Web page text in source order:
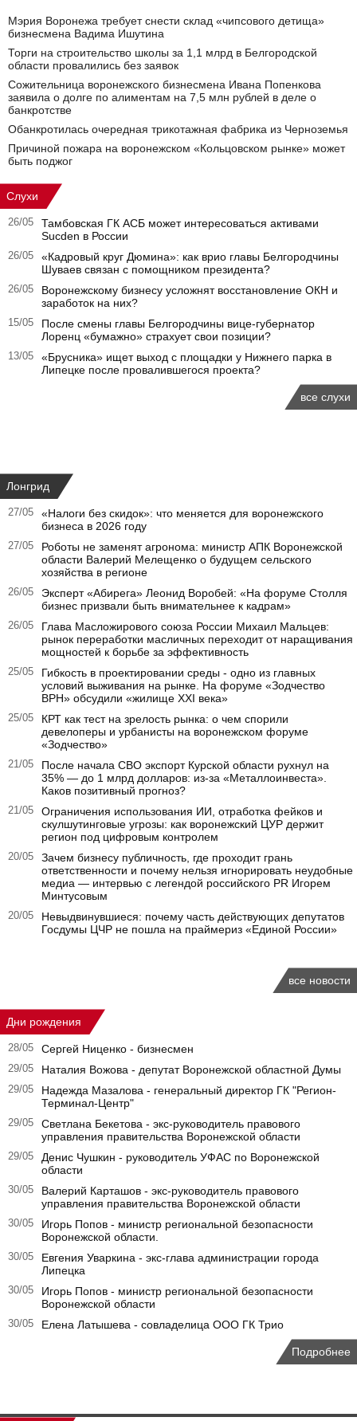
Мэрия Воронежа требует снести склад «чипсового детища»
бизнесмена Вадима Ишутина
Торги на строительство школы за 1,1 млрд в Белгородской
области провалились без заявок
Сожительница воронежского бизнесмена Ивана Попенкова
заявила о долге по алиментам на 7,5 млн рублей в деле о
банкротстве
Обанкротилась очередная трикотажная фабрика из Черноземья
Причиной пожара на воронежском «Кольцовском рынке» может
быть поджог
Слухи
26/05
Тамбовская ГК АСБ может интересоваться активами
Sucden в России
26/05
«Кадровый круг Дюмина»: как врио главы Белгородчины
Шуваев связан с помощником президента?
26/05
Воронежскому бизнесу усложнят восстановление ОКН и
заработок на них?
15/05
После смены главы Белгородчины вице-губернатор
Лоренц «бумажно» страхует свои позиции?
13/05
«Брусника» ищет выход с площадки у Нижнего парка в
Липецке после провалившегося проекта?
все слухи
Лонгрид
27/05
«Налоги без скидок»: что меняется для воронежского
бизнеса в 2026 году
27/05
Роботы не заменят агронома: министр АПК Воронежской
области Валерий Мелещенко о будущем сельского
хозяйства в регионе
26/05
Эксперт «Абирега» Леонид Воробей: «На форуме Столля
бизнес призвали быть внимательнее к кадрам»
26/05
Глава Масложирового союза России Михаил Мальцев:
рынок переработки масличных переходит от наращивания
мощностей к борьбе за эффективность
25/05
Гибкость в проектировании среды - одно из главных
условий выживания на рынке. На форуме «Зодчество
ВРН» обсудили «жилище XXI века»
25/05
КРТ как тест на зрелость рынка: о чем спорили
девелоперы и урбанисты на воронежском форуме
«Зодчество»
21/05
После начала СВО экспорт Курской области рухнул на
35% — до 1 млрд долларов: из-за «Металлоинвеста».
Каков позитивный прогноз?
21/05
Ограничения использования ИИ, отработка фейков и
скулшутинговые угрозы: как воронежский ЦУР держит
регион под цифровым контролем
20/05
Зачем бизнесу публичность, где проходит грань
ответственности и почему нельзя игнорировать неудобные
медиа — интервью с легендой российского PR Игорем
Минтусовым
20/05
Невыдвинувшиеся: почему часть действующих депутатов
Госдумы ЦЧР не пошла на праймериз «Единой России»
все новости
Дни рождения
28/05 Сергей Ниценко - бизнесмен
29/05 Наталия Вожова - депутат Воронежской областной Думы
29/05
Надежда Мазалова - генеральный директор ГК "Регион-
Терминал-Центр"
29/05
Светлана Бекетова - экс-руководитель правового
управления правительства Воронежской области
29/05
Денис Чушкин - руководитель УФАС по Воронежской
области
30/05
Валерий Карташов - экс-руководитель правового
управления правительства Воронежской области
30/05
Игорь Попов - министр региональной безопасности
Воронежской области.
30/05
Евгения Уваркина - экс-глава администрации города
Липецка
30/05
Игорь Попов - министр региональной безопасности
Воронежской области
30/05 Елена Латышева - совладелица ООО ГК Трио
Подробнее